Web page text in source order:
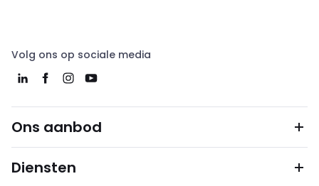
Volg ons op sociale media
Ons aanbod
Diensten